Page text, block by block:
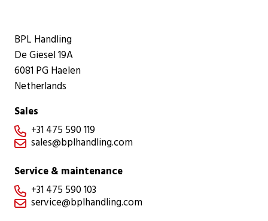
BPL Handling
De Giesel 19A
6081 PG Haelen
Netherlands
Sales
 +31 475 590 119
 sales@bplhandling.com
Service & maintenance
 +31 475 590 103
 service@bplhandling.com